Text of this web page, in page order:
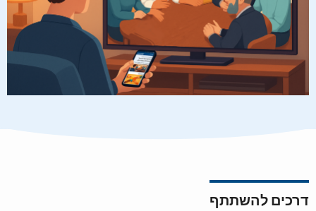
דרכים להשתתף